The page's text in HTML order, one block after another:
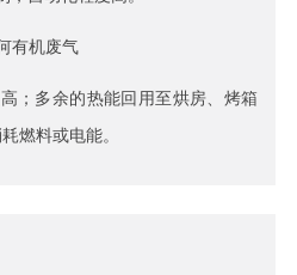
有机废气
；多余的热能回用至烘房、烤箱
燃料或电能。